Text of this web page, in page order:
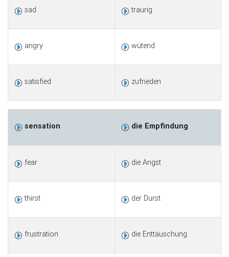
sad traurig
angry wütend
satisfied zufrieden
sensation die Empfindung
fear die Angst
thirst der Durst
frustration die Enttäuschung